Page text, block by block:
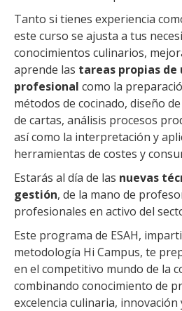
Tanto si tienes experiencia
este curso se ajusta a tus
conocimientos culinarios,
aprende las tareas propias de
profesional como la
métodos de cocinado, diseño
de cartas, análisis procesos
así como la interpretación y
herramientas de costes y
Estarás al día de las nuevas
gestión, de la mano de
profesionales en activo del
Este programa de ESAH,
metodología Hi Campus, te
en el competitivo mundo de la
combinando conocimiento de
excelencia culinaria,